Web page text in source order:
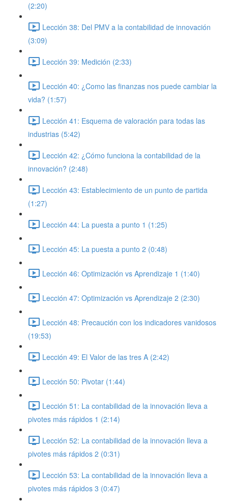
(2:20)
Lección 38: Del PMV a la contabilidad de innovación
(3:09)
Lección 39: Medición (2:33)
Lección 40: ¿Como las finanzas nos puede cambiar la
vida? (1:57)
Lección 41: Esquema de valoración para todas las
industrias (5:42)
Lección 42: ¿Cómo funciona la contabilidad de la
innovación? (2:48)
Lección 43: Establecimiento de un punto de partida
(1:27)
Lección 44: La puesta a punto 1 (1:25)
Lección 45: La puesta a punto 2 (0:48)
Lección 46: Optimización vs Aprendizaje 1 (1:40)
Lección 47: Optimización vs Aprendizaje 2 (2:30)
Lección 48: Precaución con los indicadores vanidosos
(19:53)
Lección 49: El Valor de las tres A (2:42)
Lección 50: Pivotar (1:44)
Lección 51: La contabilidad de la innovación lleva a
pivotes más rápidos 1 (2:14)
Lección 52: La contabilidad de la innovación lleva a
pivotes más rápidos 2 (0:31)
Lección 53: La contabilidad de la innovación lleva a
pivotes más rápidos 3 (0:47)